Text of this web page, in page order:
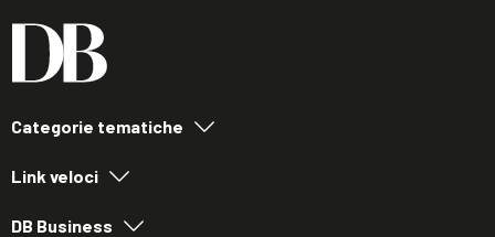
Categorie tematiche
Link veloci
DB Business